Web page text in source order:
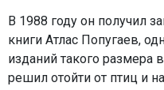
В 1988 году он получил
книги Атлас Попугаев,
изданий такого размера
решил отойти от птиц и